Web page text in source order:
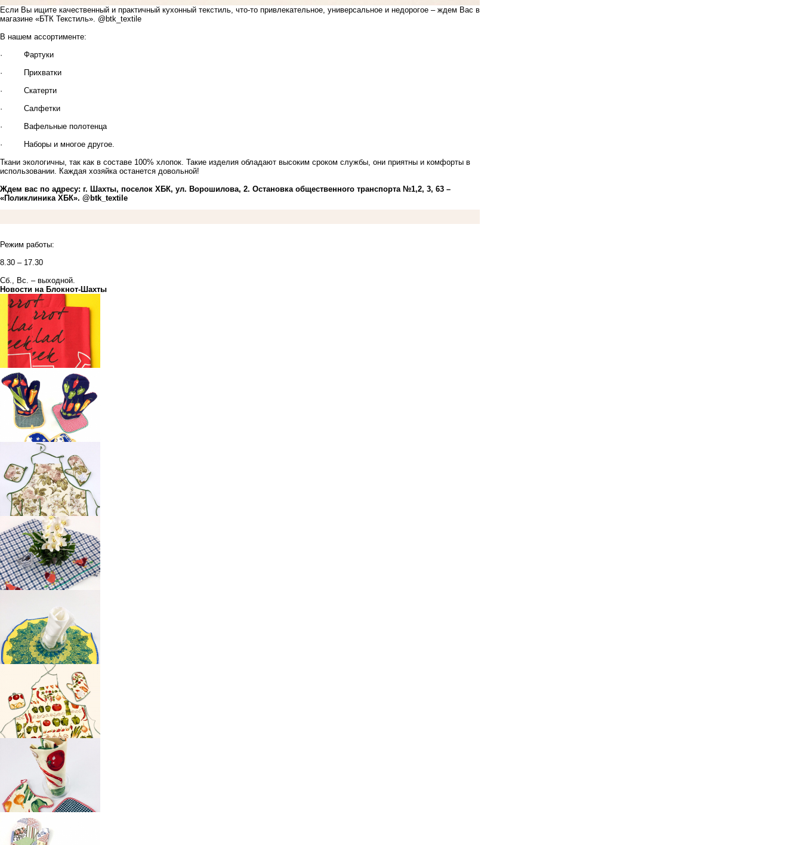
Если Вы ищите качественный и практичный кухонный текстиль, что-то привлекательное, универсальное и недорогое – ждем Вас в
магазине «БТК Текстиль». @btk_textile
В нашем ассортименте:
· Фартуки
· Прихватки
· Скатерти
· Салфетки
· Вафельные полотенца
· Наборы и многое другое.
Ткани экологичны, так как в составе 100% хлопок. Такие изделия обладают высоким сроком службы, они приятны и комфорты в
использовании. Каждая хозяйка останется довольной!
Ждем вас по адресу: г. Шахты, поселок ХБК, ул. Ворошилова, 2. Остановка общественного транспорта №1,2, 3, 63 –
«Поликлиника ХБК». @btk_textile
Режим работы:
8.30 – 17.30
Сб., Вс. – выходной.
Новости на Блoкнoт-Шахты